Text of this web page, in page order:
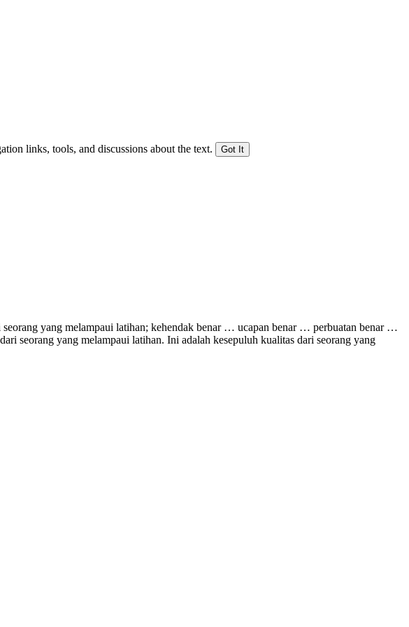
links, tools, and discussions about the text. Got It
yang melampaui latihan; kehendak benar … ucapan benar … perbuatan benar …
seorang yang melampaui latihan. Ini adalah kesepuluh kualitas dari seorang yang